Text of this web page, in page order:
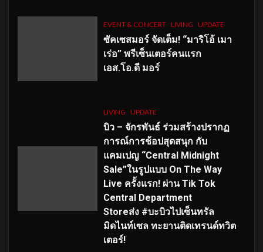
EVENT & CONCERT LIVING UPDATE
ซัคเซสมอร์ จัดเต็ม! “มาริโอ้ เมา
เร่อ” พรีเซ็นเตอร์คนแรก
เอส.โอ.ดี มอร์
LIVING UPDATE
บิว – จักรพันธ์ ร่วมสร้างปรากฏ
การณ์การช้อปสุดสนุก กับ
แคมเปญ “Central Midnight
Sale”ในรูปแบบ On The Way
Live ครั้งแรก! ผ่าน Tik Tok
Central Department
Storeส่ง #บะบิวไปเซ็นทรัล
มิดไนท์เซล ทะยานติดเทรนด์ทวิต
เตอร์!